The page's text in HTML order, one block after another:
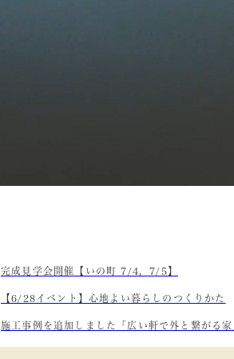
完成見学会開催【いの町 7/4，7/5】
【6/28イベント】心地よい暮らしのつくりかた
施工事例を追加しました「広い軒で外と繋がる